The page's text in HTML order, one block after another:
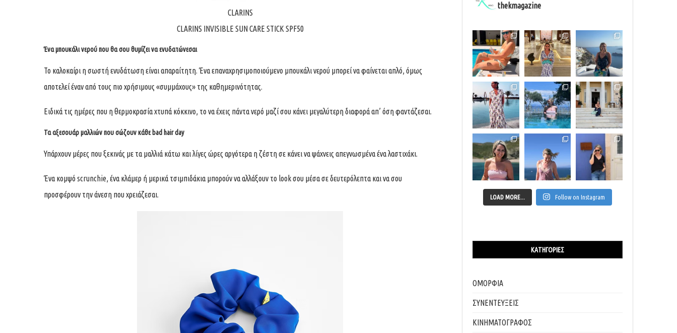
CLARINS
CLARINS INVISIBLE SUN CARE STICK SPF50
Ένα μπουκάλι νερού που θα σου θυμίζει να ενυδατώνεσαι
Το καλοκαίρι η σωστή ενυδάτωση είναι απαραίτητη. Ένα επαναχρησιμοποιούμενο μπουκάλι νερού μπορεί να φαίνεται απλό, όμως
αποτελεί έναν από τους πιο χρήσιμους «συμμάχους» της καθημερινότητας.
Ειδικά τις ημέρες που η θερμοκρασία χτυπά κόκκινο, το να έχεις πάντα νερό μαζί σου κάνει μεγαλύτερη διαφορά απ’ όση φαντάζεσαι.
Τα αξεσουάρ μαλλιών που σώζουν κάθε bad hair day
Υπάρχουν μέρες που ξεκινάς με τα μαλλιά κάτω και λίγες ώρες αργότερα η ζέστη σε κάνει να ψάχνεις απεγνωσμένα ένα λαστιχάκι.
Ένα κομψό scrunchie, ένα κλάμερ ή μερικά τσιμπιδάκια μπορούν να αλλάξουν το look σου μέσα σε δευτερόλεπτα και να σου
προσφέρουν την άνεση που χρειάζεσαι.
thekmagazine
LOAD MORE... Follow on Instagram
ΚΑΤΗΓΟΡΊΕΣ
ΟΜΟΡΦΙΑ
ΣΥΝΕΝΤΕΥΞΕΙΣ
ΚΙΝΗΜΑΤΟΓΡΑΦΟΣ